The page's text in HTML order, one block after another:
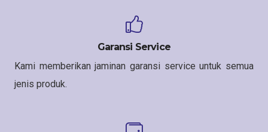
Garansi Service
Kami memberikan jaminan garansi service untuk semua
jenis produk.